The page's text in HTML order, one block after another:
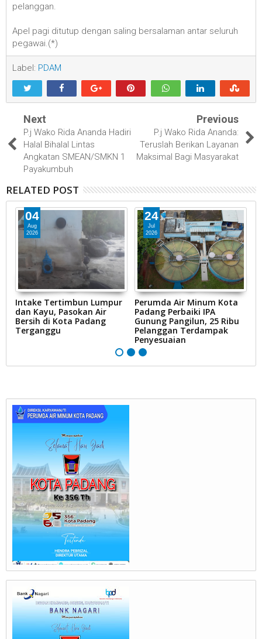
pelanggan.
Apel pagi ditutup dengan saling bersalaman antar seluruh
pegawai.(*)
Label: PDAM
Next
P.j Wako Rida Ananda Hadiri
Halal Bihalal Lintas
Angkatan SMEAN/SMKN 1
Payakumbuh
Previous
P.j Wako Rida Ananda:
Teruslah Berikan Layanan
Maksimal Bagi Masyarakat
RELATED POST
04
Aug
2026
Intake Tertimbun Lumpur
dan Kayu, Pasokan Air
Bersih di Kota Padang
Terganggu
24
Jul
2026
Perumda Air Minum Kota
Padang Perbaiki IPA
Gunung Pangilun, 25 Ribu
Pelanggan Terdampak
Penyesuaian